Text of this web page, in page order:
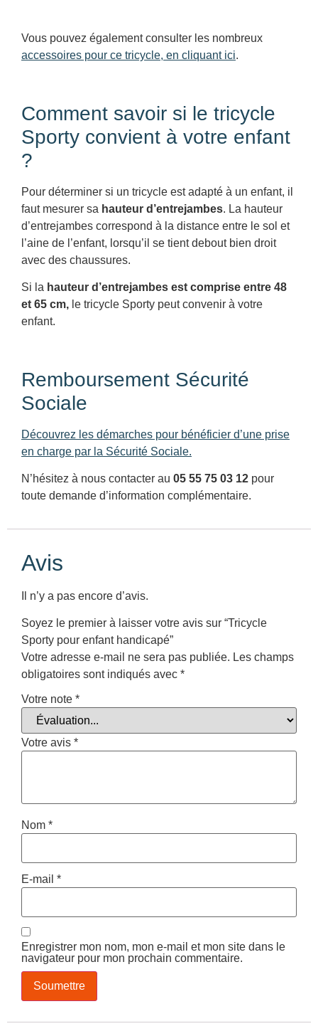
Vous pouvez également consulter les nombreux
accessoires pour ce tricycle, en cliquant ici.
Comment savoir si le tricycle
Sporty convient à votre enfant
?
Pour déterminer si un tricycle est adapté à un enfant, il
faut mesurer sa hauteur d’entrejambes. La hauteur
d’entrejambes correspond à la distance entre le sol et
l’aine de l’enfant, lorsqu’il se tient debout bien droit
avec des chaussures.
Si la hauteur d’entrejambes est comprise entre 48
et 65 cm, le tricycle Sporty peut convenir à votre
enfant.
Remboursement Sécurité
Sociale
Découvrez les démarches pour bénéficier d’une prise
en charge par la Sécurité Sociale.
N’hésitez à nous contacter au 05 55 75 03 12 pour
toute demande d’information complémentaire.
Avis
Il n’y a pas encore d’avis.
Soyez le premier à laisser votre avis sur “Tricycle
Sporty pour enfant handicapé”
Votre adresse e-mail ne sera pas publiée. Les champs
obligatoires sont indiqués avec *
Votre note *
Votre avis *
Nom *
E-mail *
Enregistrer mon nom, mon e-mail et mon site dans le
navigateur pour mon prochain commentaire.